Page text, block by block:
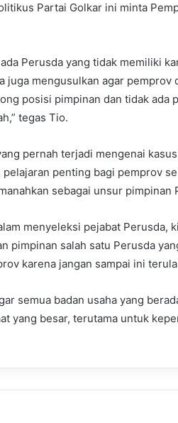
Partai Golkar ini minta
Perusda yang tidak memiliki
juga mengusulkan agar pemprov
posisi pimpinan dan tidak ada
tegas Tio.
pernah terjadi mengenai
penting bagi pemprov
sebagai unsur pimpinan
menyeleksi pejabat Perusda,
pimpinan salah satu Perusda
karena jangan sampai ini
semua badan usaha yang
yang besar, terutama untuk